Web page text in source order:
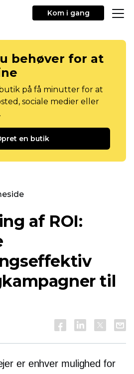
Kom i gang
behøver for at
på få minutter for at
sociale medier eller
en butik
af ROI:
til
er enhver mulighed for